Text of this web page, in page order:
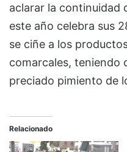
aclarar la continuidad
este año celebra sus
se ciñe a los
comarcales, teniendo
preciado pimiento de
Relacionado